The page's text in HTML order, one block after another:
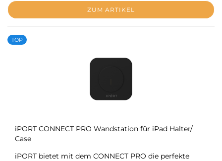
ZUM ARTIKEL
TOP
iPORT CONNECT PRO Wandstation für iPad Halter/
Case
iPORT bietet mit dem CONNECT PRO die perfekte